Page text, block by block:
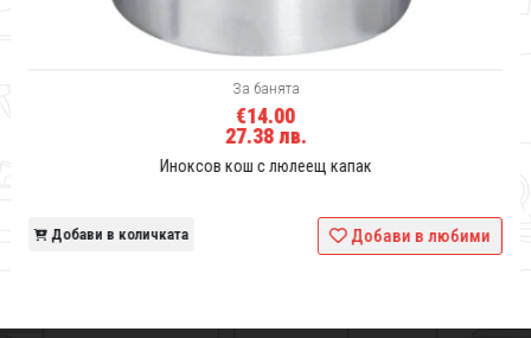
За банята
€14.00
27.38 лв.
Иноксов кош с люлеещ капак
Добави в количката Добави в любими